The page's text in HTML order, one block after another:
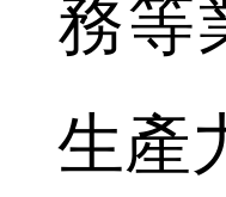
務等
生產